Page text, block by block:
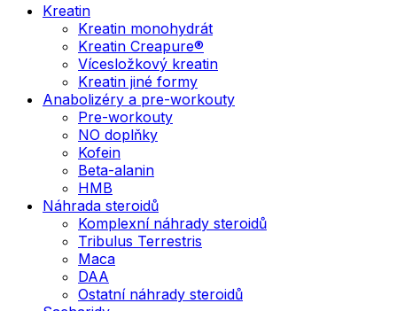
Kreatin
Kreatin monohydrát
Kreatin Creapure®
Vícesložkový kreatin
Kreatin jiné formy
Anabolizéry a pre-workouty
Pre-workouty
NO doplňky
Kofein
Beta-alanin
HMB
Náhrada steroidů
Komplexní náhrady steroidů
Tribulus Terrestris
Maca
DAA
Ostatní náhrady steroidů